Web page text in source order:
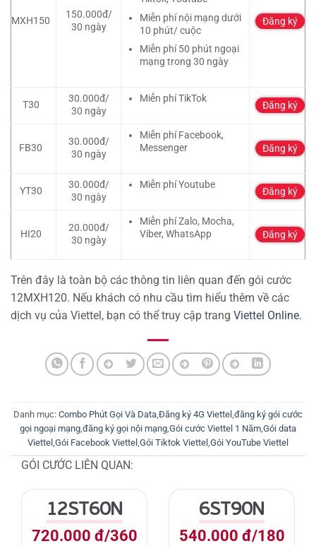
MXH150
150.000đ/
30 ngày
Miễn phí nội mạng dưới
10 phút/ cuộc
Miễn phí 50 phút ngoại
mạng trong 30 ngày
Đăng ký
T30
30.000đ/
30 ngày
Miễn phí TikTok
Đăng ký
FB30
30.000đ/
30 ngày
Miễn phí Facebook,
Messenger
Đăng ký
YT30
30.000đ/
30 ngày
Miễn phí Youtube
Đăng ký
HI20
20.000đ/
30 ngày
Miễn phí Zalo, Mocha,
Viber, WhatsApp
Đăng ký
Trên đây là toàn bộ các thông tin liên quan đến gói cước
12MXH120. Nếu khách có nhu cầu tìm hiểu thêm về các
dịch vụ của Viettel, bạn có thể truy cập trang Viettel Online.
Danh mục: Combo Phút Gọi Và Data Đăng ký 4G Viettel đăng ký gói cước
gọi ngoại mạng đăng ký gọi nội mạng Gói cước Viettel 1 Năm Gói data
Viettel Gói Facebook Viettel Gói Tiktok Viettel Gói YouTube Viettel
GÓI CƯỚC LIÊN QUAN:
12ST60N
720.000 đ/360
6ST90N
540.000 đ/180